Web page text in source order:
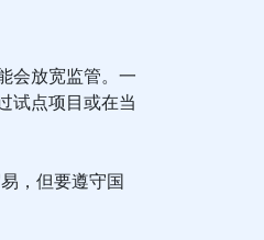
会放宽监管。一
试点项目或在当
，但要遵守国